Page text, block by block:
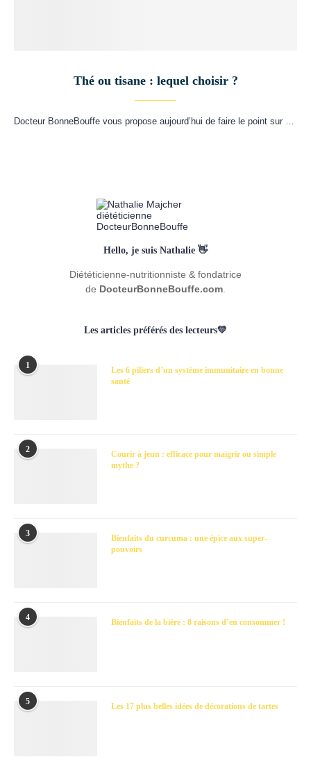
Thé ou tisane : lequel choisir ?
Docteur BonneBouffe vous propose aujourd’hui de faire le point sur …
Hello, je suis Nathalie 👋
Diététicienne-nutritionniste & fondatrice
de DocteurBonneBouffe.com
Les articles préférés des lecteurs💛
1
Les 6 piliers d’un système immunitaire en bonne
santé
2
Courir à jeun : efficace pour maigrir ou simple
mythe ?
3
Bienfaits du curcuma : une épice aux super-
pouvoirs
4 Bienfaits de la bière : 8 raisons d’en consommer !
5 Les 17 plus belles idées de décorations de tartes